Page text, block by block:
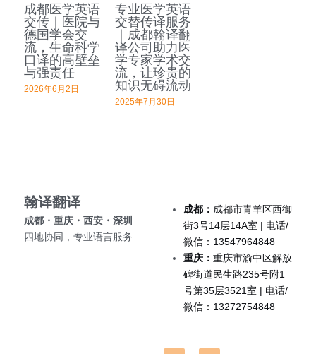
成都医学英语
交传｜医院与
德国学会交
流，生命科学
口译的高壁垒
与强责任
2026年6月2日
专业医学英语
交替传译服务
｜成都翰译翻
译公司助力医
学专家学术交
流，让珍贵的
知识无碍流动
2025年7月30日
翰译翻译
成都・重庆・西安・深圳
四地协同，专业语言服务
成都： 成都市青羊区西御
街3号14层14A室 | 电话/
微信：13547964848
重庆： 重庆市渝中区解放
碑街道民生路235号附1
号第35层3521室 | 电话/
微信：13272754848
成都法律翻译
企业出海
留学移民翻译